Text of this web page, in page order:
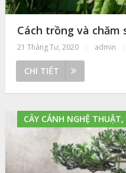
Cách trồng và chăm
21 Tháng Tư, 2020 admin
CHI TIẾT
CÂY CẢNH NGHỆ